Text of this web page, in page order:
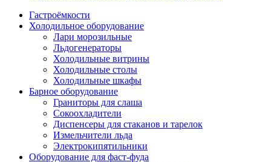
Гастроёмкости
Холодильное оборудование
Лари морозильные
Льдогенераторы
Холодильные витрины
Холодильные столы
Холодильные шкафы
Барное оборудование
Граниторы для слаша
Сокоохладители
Диспенсеры для стаканов и тарелок
Измельчители льда
Электрокипятильники
Оборудование для фаст-фуда